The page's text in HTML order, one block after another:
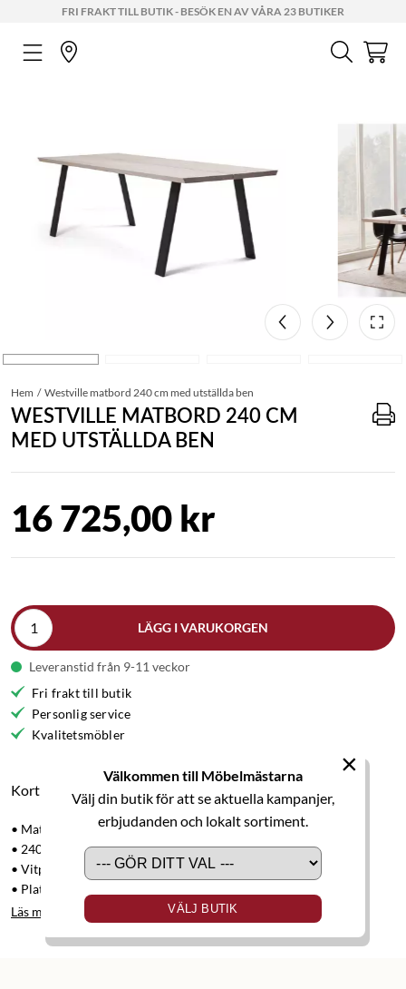
FRI FRAKT TILL BUTIK - BESÖK EN AV VÅRA 23 BUTIKER
Välkommen till Möbelmästarna
Välj din butik för att se aktuella kampanjer,
erbjudanden och lokalt sortiment.
VÄLJ BUTIK
×
Hem Westville matbord 240 cm med utställda ben
WESTVILLE MATBORD 240 CM
MED UTSTÄLLDA BEN
16 725,00 kr
LÄGG I VARUKORGEN
Leveranstid från 9-11 veckor
Fri frakt till butik
Personlig service
Kvalitetsmöbler
Kort produktbeskrivning
• Matbord
• 240x94x76 cm
• Vitpigmenterad borstad ek
• Plats för 8-10 personer
Läs mer